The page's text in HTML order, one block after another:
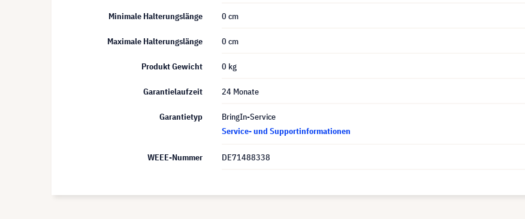
Minimale Halterungslänge 0 cm
Maximale Halterungslänge 0 cm
Produkt Gewicht 0 kg
Garantielaufzeit 24 Monate
Garantietyp
BringIn-Service
Service- und Supportinformationen
WEEE-Nummer DE71488338